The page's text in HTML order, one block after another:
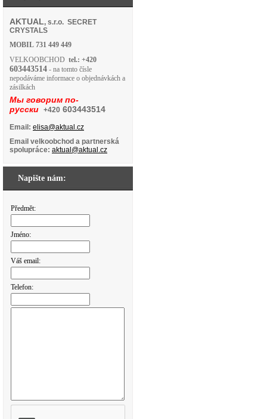
AKTUAL, s.r.o. SECRET
CRYSTALS
MOBIL 731 449 449
VELKOOBCHOD tel.: +420
603443514 - na tomto čísle
nepodáváme informace o objednávkách a
zásilkách
Мы говорим по-
русски +420 603443514
Email: elisa@aktual.cz
Email velkoobchod a partnerská
spolupráce: aktual@aktual.cz
Napište nám:
Předmět:
Jméno:
Váš email:
Telefon: